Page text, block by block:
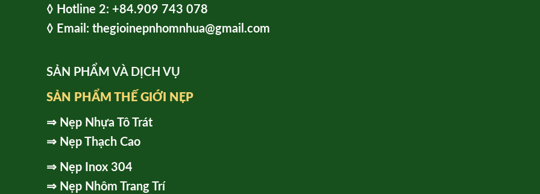
◊ Hot line 2: +84.909 743 078
◊ Email: thegioinepnhomnhua@gmail.com
SẢN PHẨM VÀ DỊCH VỤ
SẢN PHẨM THẾ GIỚI NẸP
⇒ Nẹp Nhựa Tô Trát
⇒ Nẹp Thạch Cao
⇒ Nẹp Inox 304
⇒ Nẹp Nhôm Trang Trí